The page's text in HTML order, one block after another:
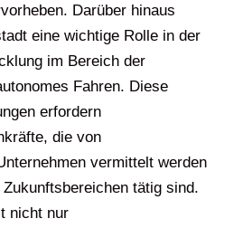
Darüber hinaus
eine wichtige Rolle in der
im Bereich der
Fahren. Diese
erfordern
die von
vermittelt werden
tätig sind.
nicht nur